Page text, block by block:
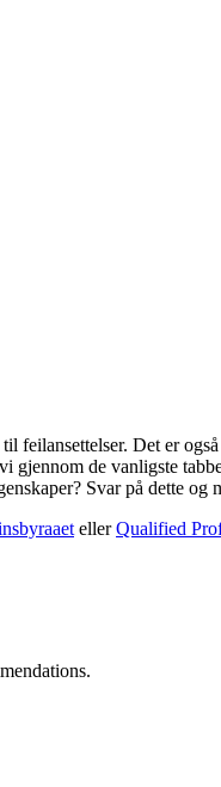
Det er
gjennom de vanligste
Svar på dette
ellerQualified